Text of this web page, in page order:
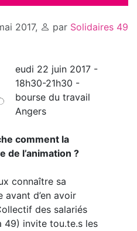
2017, par Solidaires 49
eudi 22 juin 2017 -
18h30-21h30 -
bourse du travail
Angers
comment la
de l’animation ?
connaître sa
d’en avoir
des salariés
49) invite tou.te.s les